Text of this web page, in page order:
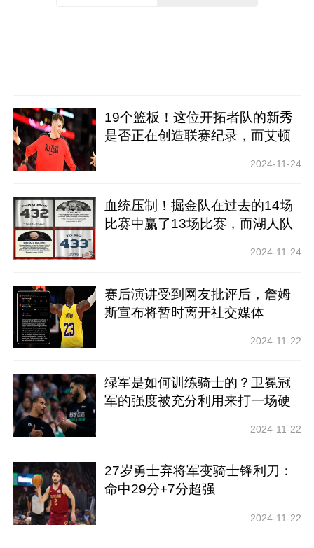
19个篮板！这位开拓者队的新秀
是否正在创造联赛纪录，而艾顿
2024-11-24
血统压制！掘金队在过去的14场
比赛中赢了13场比赛，而湖人队
2024-11-24
赛后演讲受到网友批评后，詹姆
斯宣布将暂时离开社交媒体
2024-11-22
绿军是如何训练骑士的？卫冕冠
军的强度被充分利用来打一场硬
2024-11-22
27岁勇士弃将军变骑士锋利刀：
命中29分+7分超强
2024-11-22